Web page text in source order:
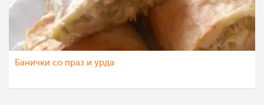
Банички со праз и урда